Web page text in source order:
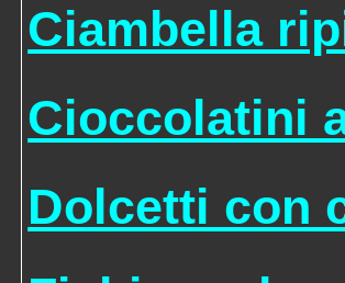
Ciambella
Cioccolatini
Dolcetti con